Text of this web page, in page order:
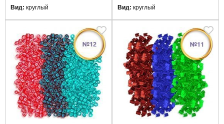
Вид: круглый
Вид: круглый